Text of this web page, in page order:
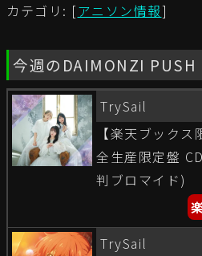
カテゴリ: [アニソン情報]
今週のDAIMONZI PUSH
TrySail
【楽天ブック
全生産限定盤
判ブロマイド)
TrySail